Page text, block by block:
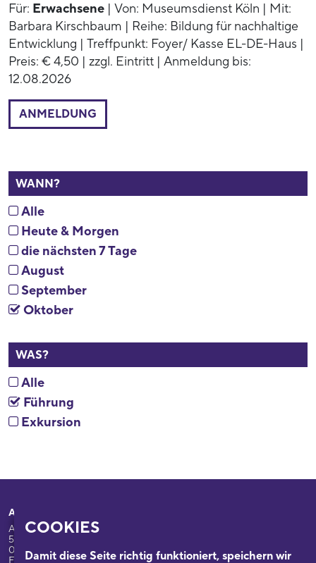
COOKIES
Damit diese Seite richtig funktioniert, speichern wir
Für: Erwachsene | Von: Museumsdienst Köln | Mit:
Barbara Kirschbaum | Reihe: Bildung für nachhaltige
Entwicklung | Treffpunkt: Foyer/ Kasse EL-DE-Haus |
Preis: € 4,50 | zzgl. Eintritt | Anmeldung bis:
12.08.2026
ANMELDUNG
WANN?
Alle
Heute & Morgen
die nächsten 7 Tage
August
September
Oktober
WAS?
Alle
Führung
Exkursion
Adresse
Appellhofplatz 23-25
50667 Köln
0221/221-26332
Programm